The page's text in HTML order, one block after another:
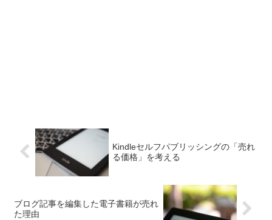
Kindleセルフパブリッシングの「売れ
る価格」を考える
ブログ記事を編集した電子書籍が売れ
た理由